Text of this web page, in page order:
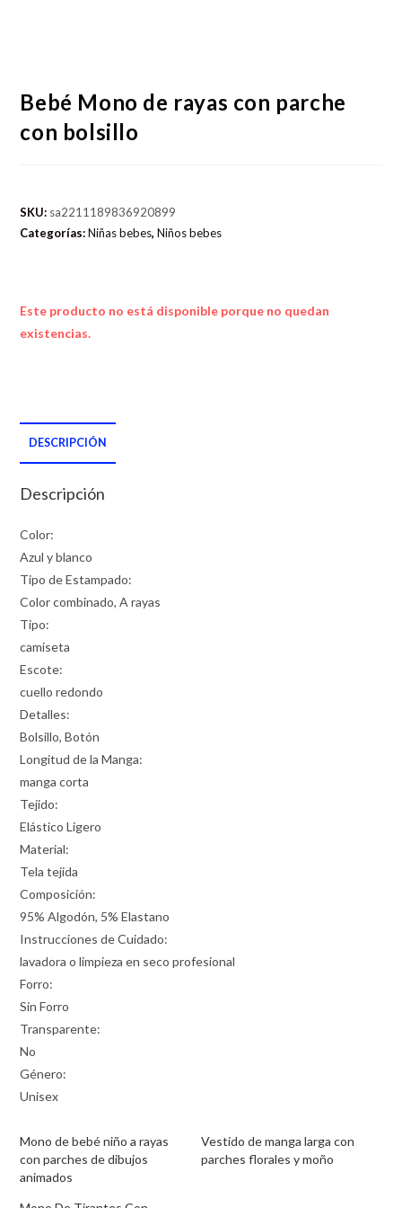
Bebé Mono de rayas con parche
con bolsillo
SKU: sa2211189836920899
Categorías:Niñas bebes,Niños bebes
Este producto no está disponible porque no quedan
existencias.
DESCRIPCIÓN
Descripción
Color:
Azul y blanco
Tipo de Estampado:
Color combinado, A rayas
Tipo:
camiseta
Escote:
cuello redondo
Detalles:
Bolsillo, Botón
Longitud de la Manga:
manga corta
Tejido:
Elástico Ligero
Material:
Tela tejida
Composición:
95% Algodón, 5% Elastano
Instrucciones de Cuidado:
lavadora o limpieza en seco profesional
Forro:
Sin Forro
Transparente:
No
Género:
Unisex
Mono de bebé niño a rayas
con parches de dibujos
animados
Vestido de manga larga con
parches florales y moño